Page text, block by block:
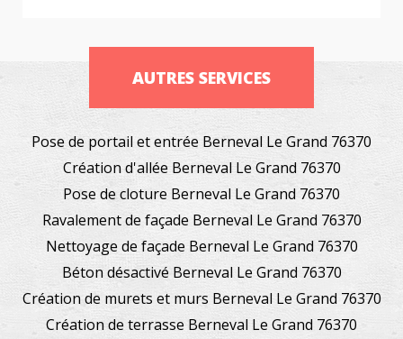
AUTRES SERVICES
Pose de portail et entrée Berneval Le Grand 76370
Création d'allée Berneval Le Grand 76370
Pose de cloture Berneval Le Grand 76370
Ravalement de façade Berneval Le Grand 76370
Nettoyage de façade Berneval Le Grand 76370
Béton désactivé Berneval Le Grand 76370
Création de murets et murs Berneval Le Grand 76370
Création de terrasse Berneval Le Grand 76370